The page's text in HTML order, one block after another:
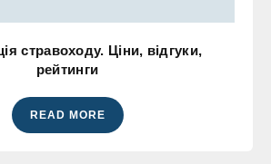
стравоходу. Ціни, відгуки,
рейтинги
READ MORE